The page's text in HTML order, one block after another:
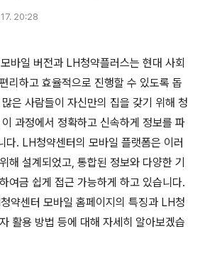
20:28
바일 버전과 LH청약플러스는 현대 사회
리하고 효율적으로 진행할 수 있도록 돕
은 사람들이 자신만의 집을 갖기 위해 청
과정에서 정확하고 신속하게 정보를 파
다. LH청약센터의 모바일 플랫폼은 이러
해 설계되었고, 통합된 정보와 다양한 기
여금 쉽게 접근 가능하게 하고 있습니다.
약센터 모바일 홈페이지의 특징과 LH청
활용 방법 등에 대해 자세히 알아보겠습